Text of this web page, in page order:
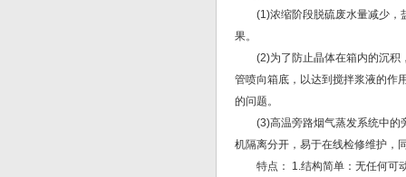
(1)浓缩阶段脱硫废水量减少，盐
果。
(2)为了防止晶体在箱内的沉积，
管喷向箱底，以达到搅拌浆液的作
的问题。
(3)高温旁路烟气蒸发系统中的旁
机隔离分开，易于在线检修维护，
特点： 1.结构简单：无任何可动